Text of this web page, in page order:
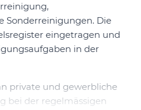
Sonderreinigungen. Die
eingetragen und
in der
private und gewerbliche
bei der regelmässigen